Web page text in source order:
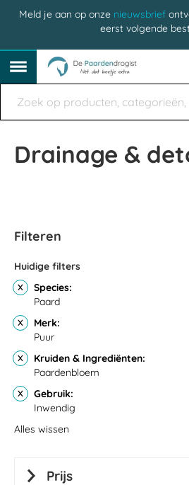
Meld je aan op onze nieuwsbrief
eerst volgende
Drainage &
Filteren
Huidige filters
Species
Paard
Merk
Puur
Kruiden & Ingrediënten
Paardenbloem
Gebruik
Inwendig
Alles wissen
Prijs